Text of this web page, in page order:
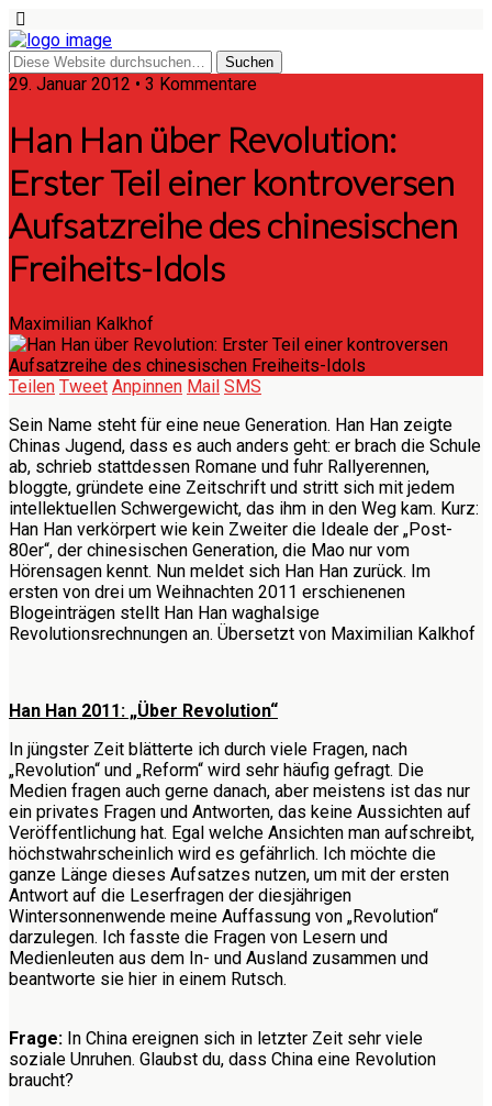
29. Januar 2012 • 3 Kommentare
Han Han über Revolution:
Erster Teil einer kontroversen
Aufsatzreihe des chinesischen
Freiheits-Idols
Maximilian Kalkhof
Teilen Tweet Anpinnen Mail SMS
Sein Name steht für eine neue Generation. Han Han zeigte
Chinas Jugend, dass es auch anders geht: er brach die Schule
ab, schrieb stattdessen Romane und fuhr Rallyerennen,
bloggte, gründete eine Zeitschrift und stritt sich mit jedem
intellektuellen Schwergewicht, das ihm in den Weg kam. Kurz:
Han Han verkörpert wie kein Zweiter die Ideale der „Post-
80er“, der chinesischen Generation, die Mao nur vom
Hörensagen kennt. Nun meldet sich Han Han zurück. Im
ersten von drei um Weihnachten 2011 erschienenen
Blogeinträgen stellt Han Han waghalsige
Revolutionsrechnungen an. Übersetzt von Maximilian Kalkhof
Han Han 2011: „Über Revolution“
In jüngster Zeit blätterte ich durch viele Fragen, nach
„Revolution“ und „Reform“ wird sehr häufig gefragt. Die
Medien fragen auch gerne danach, aber meistens ist das nur
ein privates Fragen und Antworten, das keine Aussichten auf
Veröffentlichung hat. Egal welche Ansichten man aufschreibt,
höchstwahrscheinlich wird es gefährlich. Ich möchte die
ganze Länge dieses Aufsatzes nutzen, um mit der ersten
Antwort auf die Leserfragen der diesjährigen
Wintersonnenwende meine Auffassung von „Revolution“
darzulegen. Ich fasste die Fragen von Lesern und
Medienleuten aus dem In- und Ausland zusammen und
beantworte sie hier in einem Rutsch.
Frage: In China ereignen sich in letzter Zeit sehr viele
soziale Unruhen. Glaubst du, dass China eine Revolution
braucht?